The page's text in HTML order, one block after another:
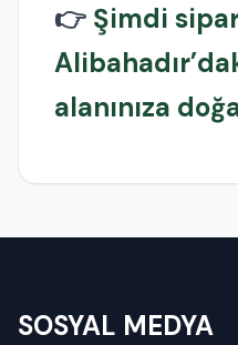
👉 Şimdi
alanınıza
SOSYAL MEDYA